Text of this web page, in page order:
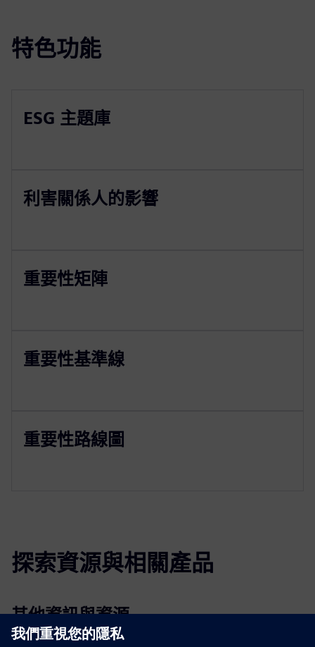
特色功能
ESG 主題庫
利害關係人的影響
重要性矩陣
重要性基準線
重要性路線圖
探索資源與相關產品
其他資訊與資源